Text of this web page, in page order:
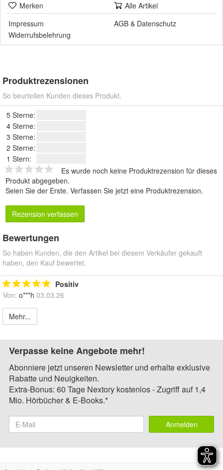
Merken
Alle Artikel
Impressum
AGB & Datenschutz
Widerrufsbelehrung
Produktrezensionen
So beurteilen Kunden dieses Produkt.
5 Sterne:
4 Sterne:
3 Sterne:
2 Sterne:
1 Stern:
Es wurde noch keine Produktrezension für dieses
Produkt abgegeben.
Seien Sie der Erste. Verfassen Sie jetzt eine Produktrezension.
Rezension verfassen
Bewertungen
So haben Kunden, die den Artikel bei diesem Verkäufer gekauft
haben, den Kauf bewertet.
Positiv
Von: o***h 03.03.26
Mehr...
Verpasse keine Angebote mehr!
Abonniere jetzt unseren Newsletter und erhalte exklusive
Rabatte und Neuigkeiten.
Extra-Bonus: 60 Tage Nextory kostenlos - Zugriff auf 1,4
Mio. Hörbücher & E-Books.*
Anmelden